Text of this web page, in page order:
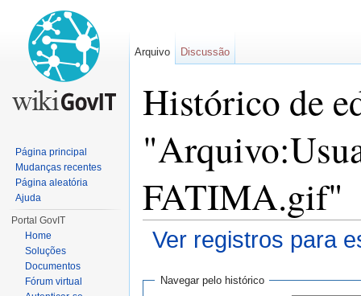
Histórico de
FATIMA.gif"
Ver registros para
Navegar pelo histórico
Arquivo Discussão
Página principal
Mudanças recentes
Página aleatória
Ajuda
Portal GovIT
Home
Soluções
Documentos
Fórum virtual